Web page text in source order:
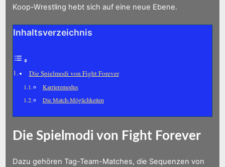
Fight
Koop-Wrestling hebt sich auf eine neue Ebene.
Inhaltsverzeichnis
Die Spielmodi von Fight Forever
Karrieremodus
Die Match-Möglichkeiten
Die Spielmodi von Fight Forever
Dazu gehören Tag-Team-Matches, die Sequenzen von